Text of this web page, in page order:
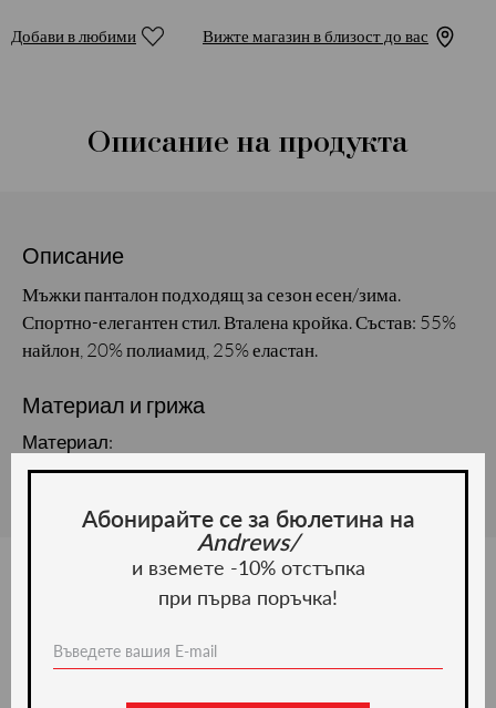
Добави в любими Вижте магазин в близост до вас
Описание на продукта
Описание
Мъжки панталон подходящ за сезон есен/зима.
Спортно-елегантен стил. Вталена кройка. Състав: 55%
найлон, 20% полиамид, 25% еластан.
Материал и грижа
Материал:
Абонирайте се за бюлетина на
Andrews/
и вземете -10% отстъпка
при първа поръчка!